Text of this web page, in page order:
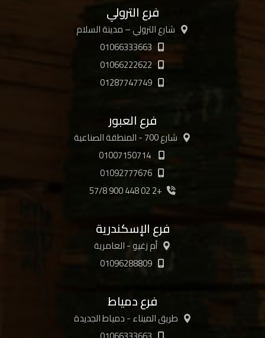
فرع الترولي
شارع الترولي – مدينة السلام
01066333663
01066222622
01287747749
فرع العبور
شارع 700 - المنطقة الصناعية
01092777676
+2 02 448 900 57/8
فرع الإسكندرية
أم زغيو - العامرية
01096288809
فرع دمياط
طريق الميناء - دمياط الجديدة